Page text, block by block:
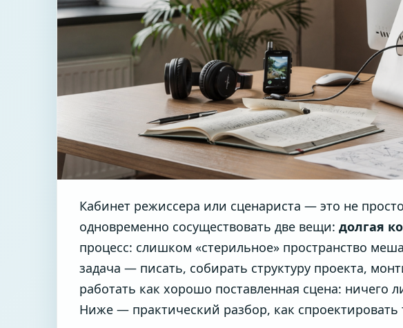
Кабинет режиссера или сценариста — это не
одновременно сосуществовать две вещи: долгая
процесс: слишком «стерильное» пространство
задача — писать, собирать структуру проекта,
работать как хорошо поставленная сцена: ничего
Ниже — практический разбор, как спроектировать